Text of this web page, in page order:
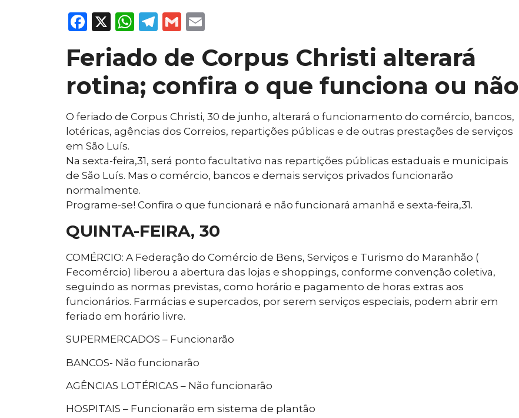
Facebook
X WhatsApp
Telegram
Gmail
Feriado de Corpus Christi alterará
rotina; confira o que funciona ou não
O feriado de Corpus Christi, 30 de junho, alterará o funcionamento do comércio, bancos,
lotéricas, agências dos Correios, repartições públicas e de outras prestações de serviços
em São Luís.
Na sexta-feira,31, será ponto facultativo nas repartições públicas estaduais e municipais
de São Luís. Mas o comércio, bancos e demais serviços privados funcionarão
normalmente.
Programe-se! Confira o que funcionará e não funcionará amanhã e sexta-feira,31.
QUINTA-FEIRA, 30
COMÉRCIO: A Federação do Comércio de Bens, Serviços e Turismo do Maranhão (
Fecomércio) liberou a abertura das lojas e shoppings, conforme convenção coletiva,
seguindo as normas previstas, como horário e pagamento de horas extras aos
funcionários. Farmácias e supercados, por serem serviços especiais, podem abrir em
feriado em horário livre.
SUPERMERCADOS – Funcionarão
BANCOS- Não funcionarão
AGÊNCIAS LOTÉRICAS – Não funcionarão
HOSPITAIS – Funcionarão em sistema de plantão